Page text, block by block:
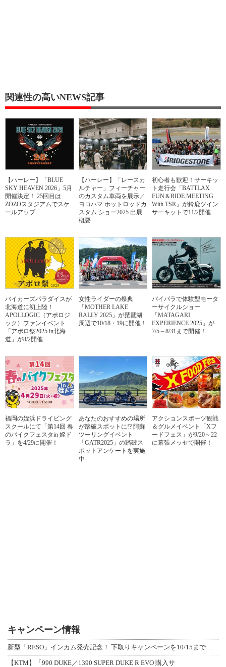
関連性の高いNEWS記事
【ハーレー】「BLUE
SKY HEAVEN 2026」5月
開催決定！ 25回目は
ZOZOスタジアムでスケ
ールアップ
【ハーレー】「レースカ
ルチャー」フィーチャー
のカスタム車両を展示／
ヨコハマ ホットロッドカ
スタム ショー2025 出展
概要
初心者も歓迎！サーキッ
ト走行会「BATTLAX
FUN＆RIDE MEETING
With TSR」が鈴鹿ツイン
サーキットで11/2開催
バイカーズパラダイスが
北海道に初上陸！
APOLLOGIC（アポロジ
ック）ファンイベント
「アポロ祭2025 in北海
道」が8/2開催
女性ライダーの祭典
「MOTHER LAKE
RALLY 2025」が琵琶湖
周辺で10/18・19に開催！
バイパラで体験型モータ
ーサイクルショー
「MATAGARI
EXPERIENCE 2025」が
7/5～8/31まで開催！
福岡の姪浜ドライビング
スクールにて「第14回 春
のバイクフェスタin 姪ド
ラ」を4/29に開催！
あなたのおすすめの場所
が踏破スポットに!? 阿蘇
ツーリングイベント
「GATR2025」の踏破ス
ポットアンケートを実施
中
アクションスポーツ観戦
＆グルメイベント「Xフ
ードフェス」が9/20～22
に幕張メッセで開催！
キャンペーン情報
【KTM】「990 DUKE／1390 SUPER DUKE R EVO 購入サ